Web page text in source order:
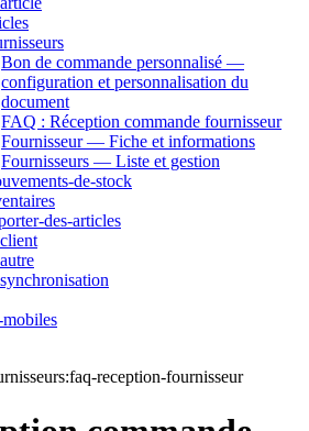
Bon de commande personnalisé —
configuration et personnalisation du
document
FAQ : Réception commande fournisseur
Fournisseur — Fiche et informations
Fournisseurs — Liste et gestion
de-stock
des-articles
reception-fournisseur